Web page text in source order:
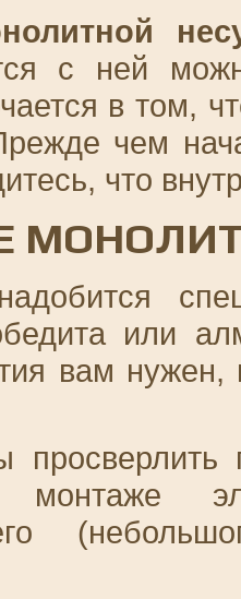
с ней
в том,
чем
что
или
вам
просверлить